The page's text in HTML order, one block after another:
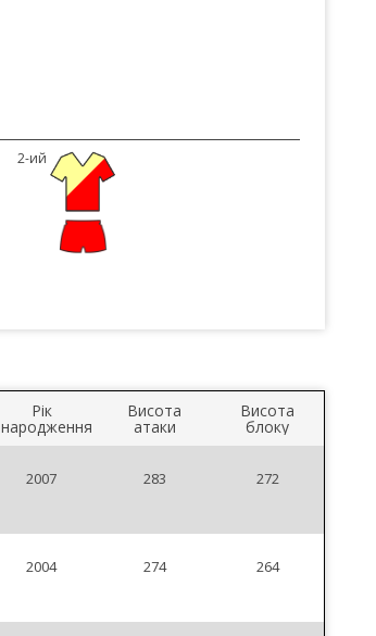
2-ий
Рік
народження
Висота
атаки
Висота
блоку
2007 283 272
2004 274 264